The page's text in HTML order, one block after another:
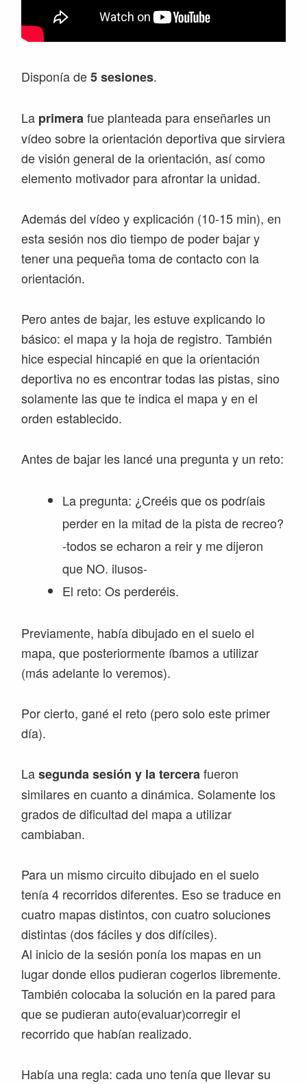
Disponía de5 sesiones.
La primerafue planteada para enseñarles un
vídeo sobre la orientación deportiva que sirviera
de visión general de la orientación, así como
elemento motivador para afrontar la unidad.
Además del vídeo y explicación (10-15 min), en
esta sesión nos dio tiempo de poder bajar y
tener una pequeña toma de contacto con la
orientación.
Pero antes de bajar, les estuve explicando lo
básico: el mapa y la hoja de registro. También
hice especial hincapié en que la orientación
deportiva no es encontrar todas las pistas, sino
solamente las que te indica el mapa y en el
orden establecido.
Antes de bajar les lancé una pregunta y un reto:
La pregunta: ¿Creéis que os podríais
perder en la mitad de la pista de recreo?
-todos se echaron a reir y me dijeron
que NO. ilusos-
El reto: Os perderéis.
Previamente, había dibujado en el suelo el
mapa, que posteriormente íbamos a utilizar
(más adelante lo veremos).
Por cierto, gané el reto (pero solo este primer
día).
Lasegunda sesión y la tercerafueron
similares en cuanto a dinámica. Solamente los
grados de dificultad del mapa a utilizar
cambiaban.
Para un mismo circuito dibujado en el suelo
tenía 4 recorridos diferentes. Eso se traduce en
cuatro mapas distintos, con cuatro soluciones
distintas (dos fáciles y dos difíciles).
Al inicio de la sesión ponía los mapas en un
lugar donde ellos pudieran cogerlos libremente.
También colocaba la solución en la pared para
que se pudieran auto(evaluar)corregir el
recorrido que habían realizado.
Había una regla: cada uno tenía que llevar su